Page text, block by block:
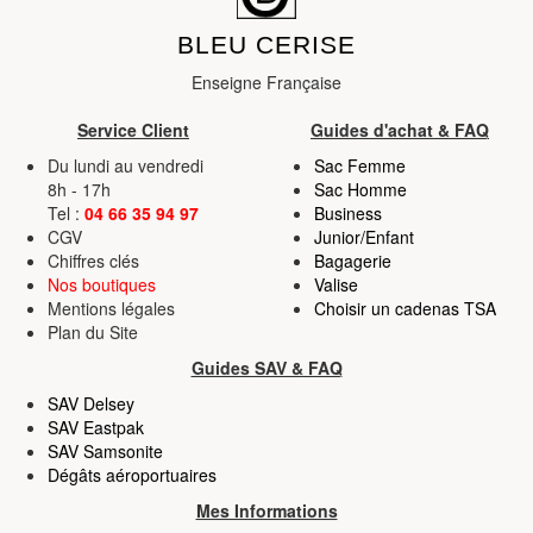
BLEU CERISE
Enseigne Française
Service Client
Guides d'achat & FAQ
Du lundi au vendredi
8h - 17h
Tel : 04 66 35 94 97
CGV
Chiffres clés
Nos boutiques
Mentions légales
Plan du Site
Sac Femme
Sac Homme
Business
Junior/Enfant
Bagagerie
Valise
Choisir un cadenas TSA
Guides SAV & FAQ
SAV Delsey
SAV Eastpak
SAV Samsonite
Dégâts aéroportuaires
Mes Informations